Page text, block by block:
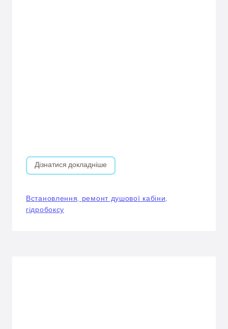
Дізнатися докладніше
Встановлення, ремонт душової кабіни,
гідробоксу